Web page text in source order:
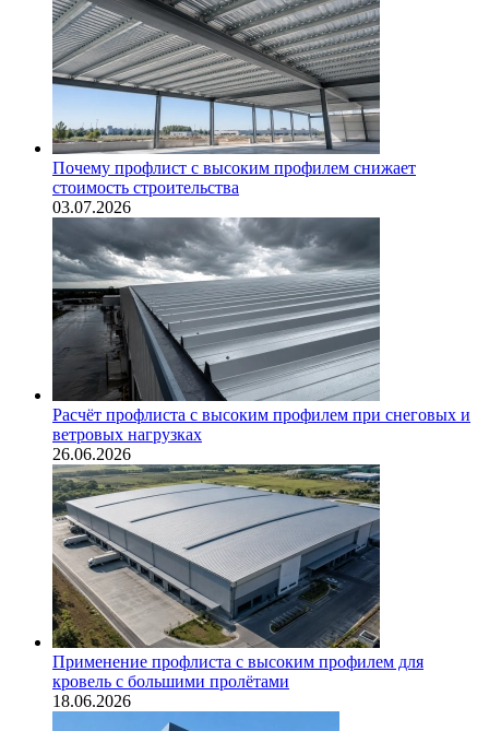
Почему профлист с высоким профилем снижает
стоимость строительства
03.07.2026
Расчёт профлиста с высоким профилем при снеговых и
ветровых нагрузках
26.06.2026
Применение профлиста с высоким профилем для
кровель с большими пролётами
18.06.2026